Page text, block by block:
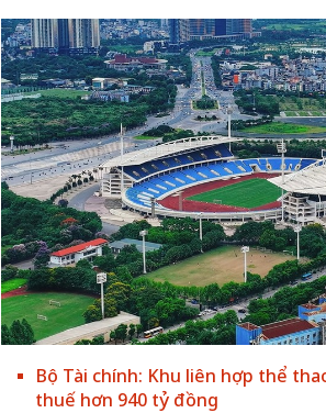
Bộ Tài chính: Khu liên hợp thể
thuế hơn 940 tỷ đồng